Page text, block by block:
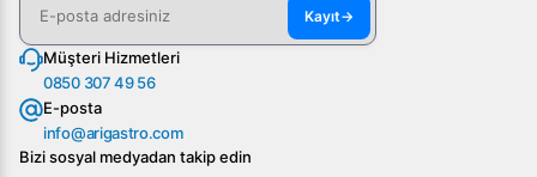
Kayıt→
Müşteri Hizmetleri
0850 307 49 56
E-posta
info@arigastro.com
Bizi sosyal medyadan takip edin